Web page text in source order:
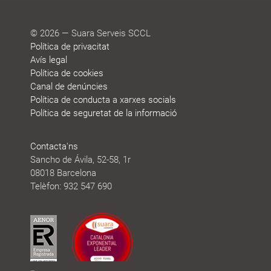
© 2026 — Suara Serveis SCCL
Política de privacitat
Avís legal
Política de cookies
Canal de denúncies
Política de conducta a xarxes socials
Política de seguretat de la informació
Contacta'ns
Sancho de Ávila, 52-58, 1r
08018 Barcelona
Telèfon: 932 547 690